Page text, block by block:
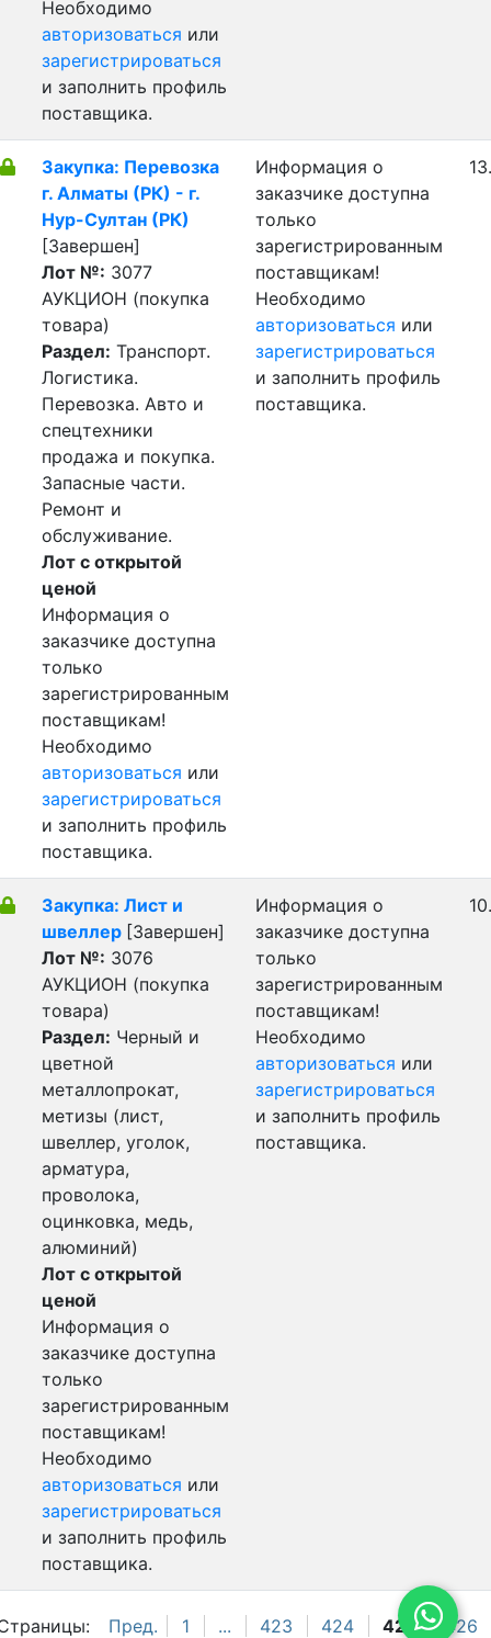
Пред. 1 ... 423 424 425 426
Необходимо
авторизоваться или
зарегистрироваться
и заполнить профиль
поставщика.
Закупка: Перевозка
г. Алматы (РК) - г.
Нур-Султан (РК)
[Завершен]
Лот №: 3077
АУКЦИОН (покупка
товара)
Раздел: Транспорт.
Логистика.
Перевозка. Авто и
спецтехники
продажа и покупка.
Запасные части.
Ремонт и
обслуживание.
Лот с открытой
ценой
Информация о
заказчике доступна
только
зарегистрированным
поставщикам!
Необходимо
авторизоваться или
зарегистрироваться
и заполнить профиль
поставщика.
Информация о
заказчике доступна
только
зарегистрированным
поставщикам!
Необходимо
авторизоваться или
зарегистрироваться
и заполнить профиль
поставщика.
Закупка: Лист и
швеллер [Завершен]
Лот №: 3076
АУКЦИОН (покупка
товара)
Раздел: Черный и
цветной
металлопрокат,
метизы (лист,
швеллер, уголок,
арматура,
проволока,
оцинковка, медь,
алюминий)
Лот с открытой
ценой
Информация о
заказчике доступна
только
зарегистрированным
поставщикам!
Необходимо
авторизоваться или
зарегистрироваться
и заполнить профиль
поставщика.
Информация о
заказчике доступна
только
зарегистрированным
поставщикам!
Необходимо
авторизоваться или
зарегистрироваться
и заполнить профиль
поставщика.